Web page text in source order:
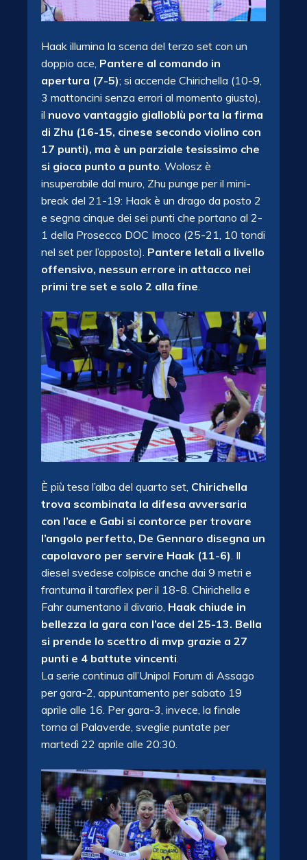
Haak illumina la scena del terzo set con un
doppio ace, Pantere al comando in
apertura (7-5); si accende Chirichella (10-9,
3 mattoncini senza errori al momento giusto),
il nuovo vantaggio gialloblù porta la firma
di Zhu (16-15, cinese secondo violino con
17 punti), ma è un parziale tesissimo che
si gioca punto a punto. Wolosz è
insuperabile dal muro, Zhu punge per il mini-
break del 21-19: Haak è un drago da posto 2
e segna cinque dei sei punti che portano al 2-
1 della Prosecco DOC Imoco (25-21, 10 tondi
nel set per l’opposto). Pantere letali a livello
offensivo, nessun errore in attacco nei
primi tre set e solo 2 alla fine.
È più tesa l’alba del quarto set, Chirichella
trova scombinata la difesa avversaria
con l’ace e Gabi si contorce per trovare
l’angolo perfetto, De Gennaro disegna un
capolavoro per servire Haak (11-6) . Il
diesel svedese colpisce anche dai 9 metri e
frantuma il taraflex per il 18-8. Chirichella e
Fahr aumentano il divario, Haak chiude in
bellezza la gara con l’ace del 25-13. Bella
si prende lo scettro di mvp grazie a 27
punti e 4 battute vincenti
La serie continua all’Unipol Forum di Assago
per gara-2, appuntamento per sabato 19
aprile alle 16. Per gara-3, invece, la finale
torna al Palaverde, sveglie puntate per
martedì 22 aprile alle 20:30.